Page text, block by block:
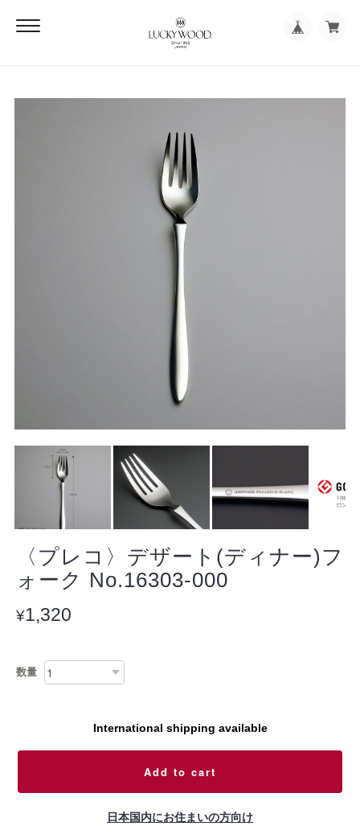
〈プレコ〉デザート(ディナー)フ
ォーク No.16303-000
¥1,320
数量
International shipping available
Add to cart
日本国内にお住まいの方向け